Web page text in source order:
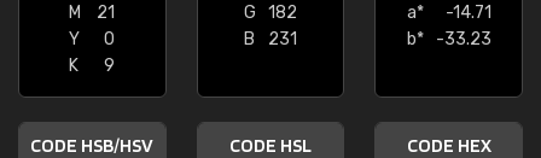
M
21
Y
0
K
9
G
182
B
231
a*
-14.71
b*
-33.23
CODE HSB/HSV CODE HSL CODE HEX